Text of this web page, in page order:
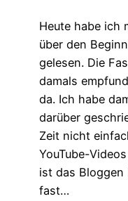
Heute habe ich
über den
gelesen. Die
damals
da. Ich habe
darüber
Zeit nicht
YouTube-
ist das
fast…